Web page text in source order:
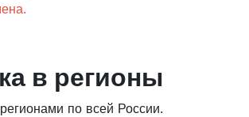
в регионы
по всей России.